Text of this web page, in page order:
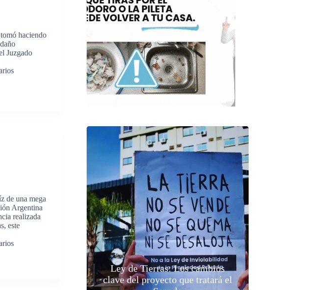
haciendo
Juzgado
de una mega
Argentina
realizada
este
Ley de Tierras: Los cambios
clave del proyecto que tratará el